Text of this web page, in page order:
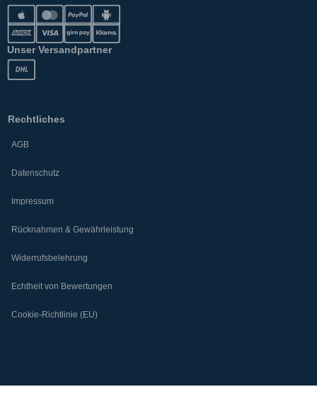
Unser Versandpartner
Rechtliches
AGB
Datenschutz
Impressum
Rücknahmen & Gewährleistung
Widerrufsbelehrung
Echtheit von Bewertungen
Cookie-Richtlinie (EU)